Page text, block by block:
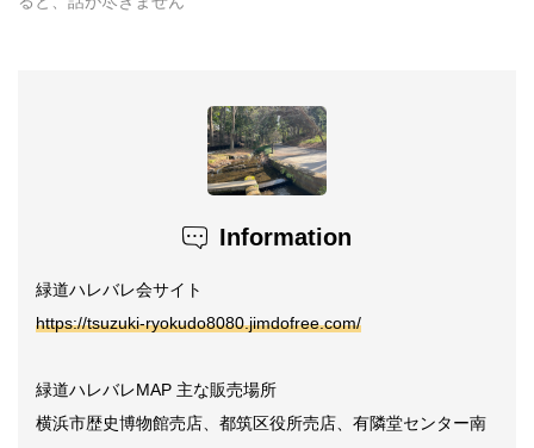
Information
緑道ハレバレ会サイト
https://tsuzuki-ryokudo8080.jimdofree.com/
緑道ハレバレMAP 主な販売場所
横浜市歴史博物館売店、都筑区役所売店、有隣堂センター南